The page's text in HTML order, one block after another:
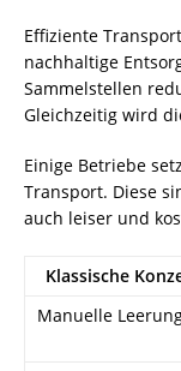
Effiziente
nachhaltige
Sammelstellen
Gleichzeitig wird
Einige Betriebe
Transport. Diese
auch leiser und
Klassische
Manuelle